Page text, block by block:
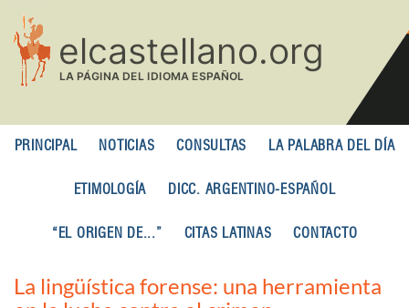
contenido
principal
PRINCIPAL NOTICIAS CONSULTAS LA PALABRA DEL DÍA
ETIMOLOGÍA DICC. ARGENTINO-ESPAÑOL
“EL ORIGEN DE...” CITAS LATINAS CONTACTO
La lingüística forense: una herramienta